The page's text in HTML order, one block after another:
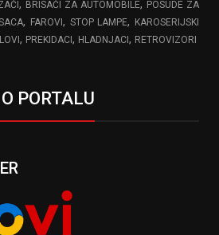
, BRISAČI ZA AUTOMOBILE, POSUDE ZA
, FAROVI, STOP LAMPE,
KAROSERIJSKI
, PREKIDACI , HLADNJACI , RETROVIZORI
PORTALU